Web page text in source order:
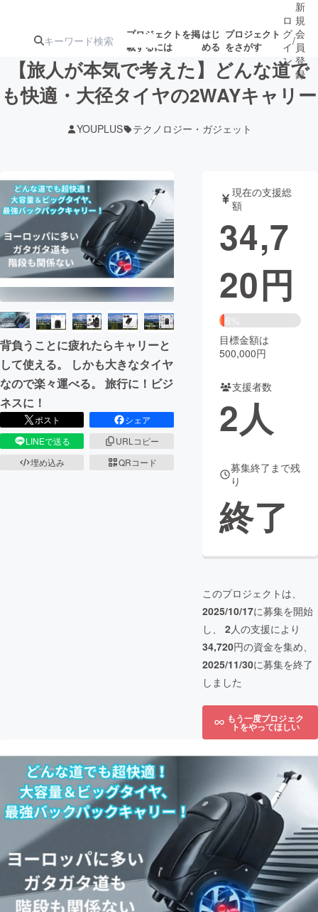
プロジェクトを掲
載するには
はじ
める
プロジェクト
をさがす
ターン
ジェクト
ロジェクト
アート・写真 音楽
テクノロジー・ガジェット ゲーム・
映像・映画 書籍・雑誌
ビジネス・起業 チャレンジ
まちづくり・地域活性化
CAMPFIRE for Social Good
CAMPFIRE Creation
CAMPFIREふるさと納税machi-ya コミュニティ
ロ
グ
イ
ン
/
新
規
会
員
登
録
【旅人が本気で考えた】どんな道で
も快適・大径タイヤの2WAYキャリー
YOUPLUS テクノロジー・ガジェット
背負うことに疲れたらキャリーと
して使える。 しかも大きなタイヤ
なので楽々運べる。 旅行に！ビジ
ネスに！
ポスト
シェア
LINEで送る
URLコピー
埋め込み
QRコード
現在の支援総
額
34,7
20円
6%
目標金額は
500,000円
支援者数
2人
募集終了まで残
り
終了
このプロジェクトは、
2025/10/17に募集を開始
し、 2人の支援により
34,720円の資金を集め、
2025/11/30に募集を終了
しました
もう一度プロジェク
トをやってほしい